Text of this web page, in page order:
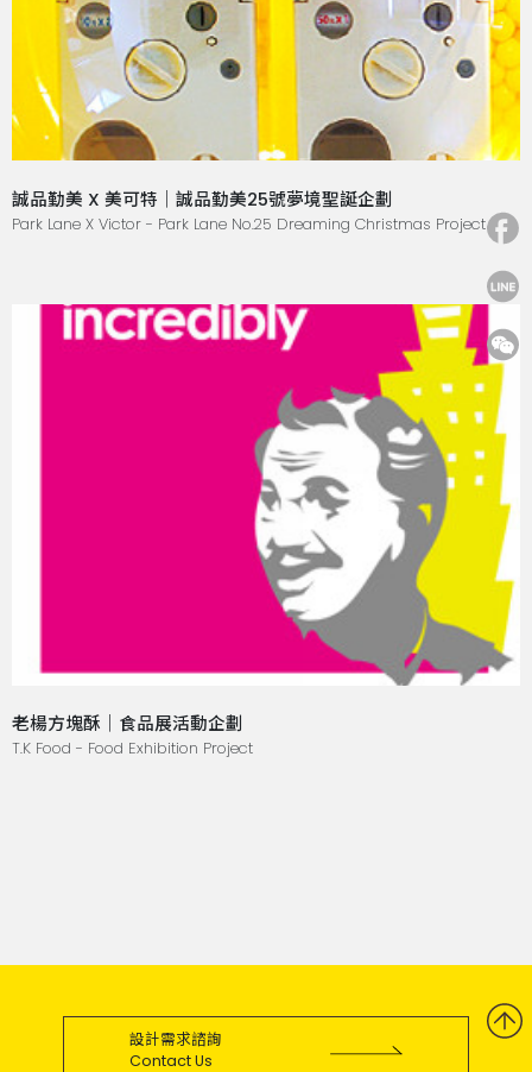
誠品勤美 X 美可特｜誠品勤美25號夢境聖誕企劃
Park Lane X Victor - Park Lane No.25 Dreaming Christmas Project
老楊方塊酥｜食品展活動企劃
T.K Food - Food Exhibition Project
設計需求諮詢
Contact Us